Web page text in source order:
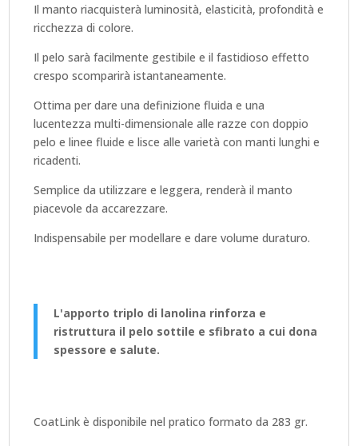
Il manto riacquisterà luminosità, elasticità, profondità e
ricchezza di colore.
Il pelo sarà facilmente gestibile e il fastidioso effetto
crespo scomparirà istantaneamente.
Ottima per dare una definizione fluida e una
lucentezza multi-dimensionale alle razze con doppio
pelo e linee fluide e lisce alle varietà con manti lunghi e
ricadenti.
Semplice da utilizzare e leggera, renderà il manto
piacevole da accarezzare.
Indispensabile per modellare e dare volume duraturo.
L'apporto triplo di lanolina rinforza e
ristruttura il pelo sottile e sfibrato a cui dona
spessore e salute.
CoatLink è disponibile nel pratico formato da 283 gr.